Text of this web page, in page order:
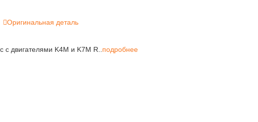
Оригинальная деталь
двигателями K4M и K7M R..подробнее